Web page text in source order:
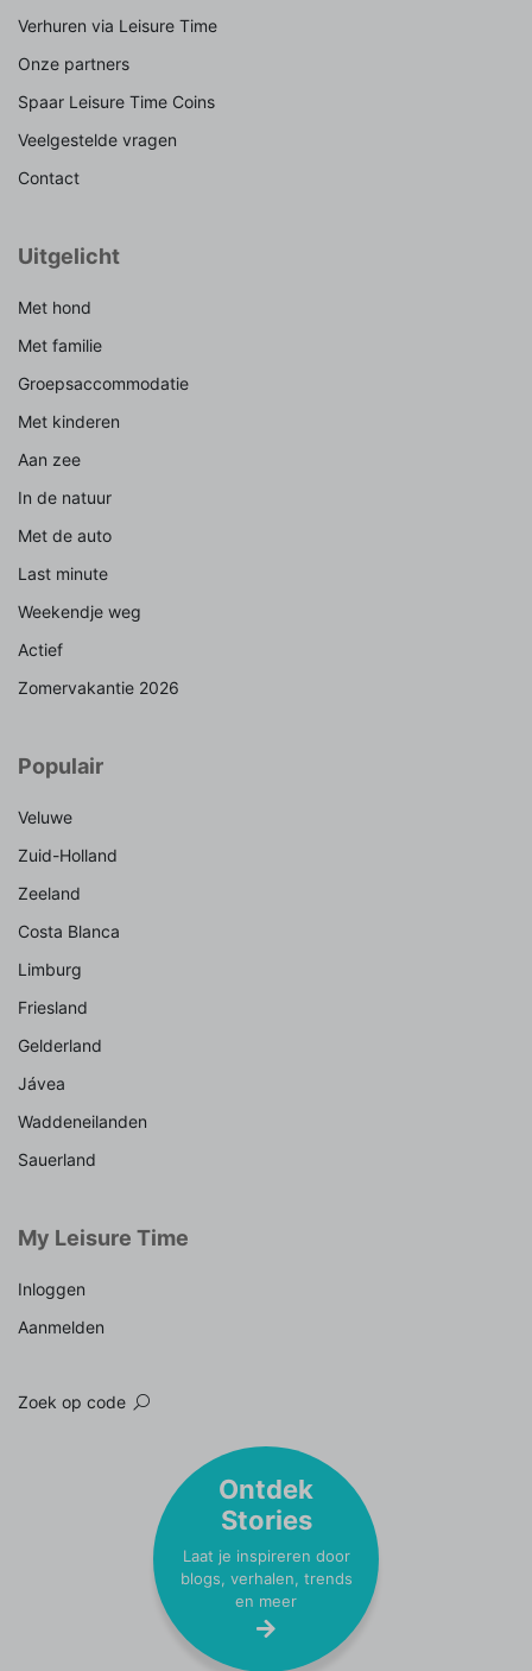
Verhuren via Leisure Time
Onze partners
Spaar Leisure Time Coins
Veelgestelde vragen
Contact
Uitgelicht
Met hond
Met familie
Groepsaccommodatie
Met kinderen
Aan zee
In de natuur
Met de auto
Last minute
Weekendje weg
Actief
Zomervakantie 2026
Populair
Veluwe
Zuid-Holland
Zeeland
Costa Blanca
Limburg
Friesland
Gelderland
Jávea
Waddeneilanden
Sauerland
My Leisure Time
Inloggen
Aanmelden
Zoek op code
Ontdek
Stories
Laat je inspireren door
blogs, verhalen, trends
en meer